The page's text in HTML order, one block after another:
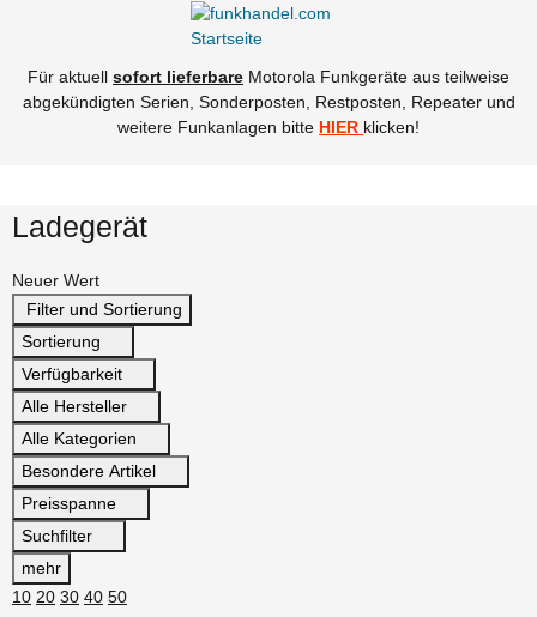
Für aktuell sofort lieferbare Motorola Funkgeräte aus teilweise
abgekündigten Serien, Sonderposten, Restposten, Repeater und
weitere Funkanlagen bitte HIER klicken!
Ladegerät
Neuer Wert
Filter und Sortierung
Sortierung
Verfügbarkeit
Alle Hersteller
Alle Kategorien
Besondere Artikel
Preisspanne
Suchfilter
mehr
10 20 30 40 50